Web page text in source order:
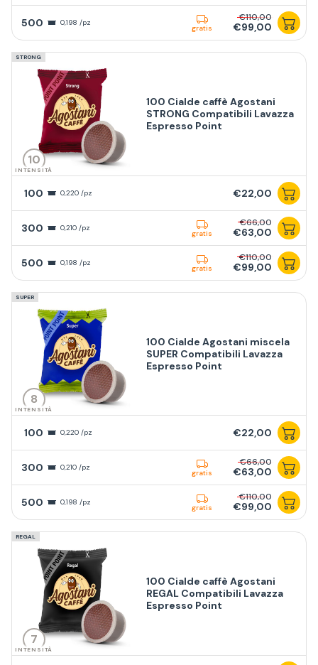
500 0,198 /pz
gratis
€110,00
€99,00
STRONG
10
INTENSITÀ
100 Cialde caffè Agostani
STRONG Compatibili Lavazza
Espresso Point
100 0,220 /pz €22,00
300 0,210 /pz
gratis
€66,00
€63,00
500 0,198 /pz
gratis
€110,00
€99,00
SUPER
8
INTENSITÀ
100 Cialde Agostani miscela
SUPER Compatibili Lavazza
Espresso Point
100 0,220 /pz €22,00
300 0,210 /pz
gratis
€66,00
€63,00
500 0,198 /pz
gratis
€110,00
€99,00
REGAL
7
INTENSITÀ
100 Cialde caffè Agostani
REGAL Compatibili Lavazza
Espresso Point